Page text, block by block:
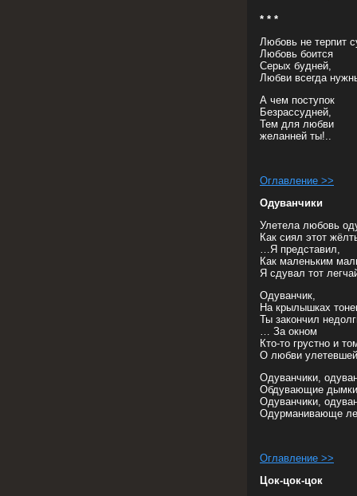
* * *
Любовь не терпит
Любовь боится
Серых будней,
Любви всегда
А чем поступок
Безрассудней,
Тем для любви
желанней ты!..
Оглавление >>
Одуванчики
Улетела любовь
Как сиял этот
…Я представил,
Как маленьким
Я сдувал тот
Одуванчик,
На крылышках
Ты закончил
… За окном
Кто-то грустно и
О любви
Одуванчики,
Обдувающие
Одуванчики,
Одурманивающе
Оглавление >>
Цок-цок-цок